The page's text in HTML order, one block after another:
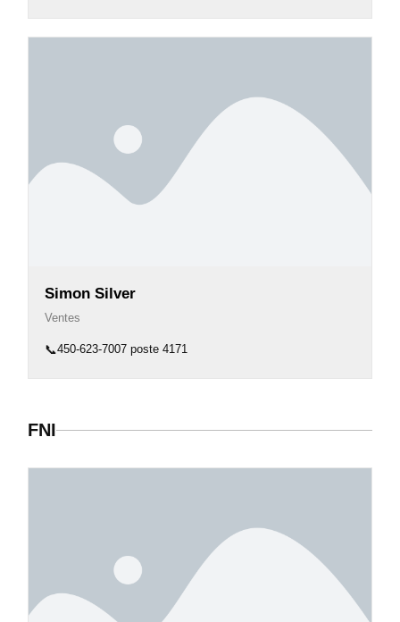
Simon Silver
Ventes
📞450-623-7007 poste 4171
FNI